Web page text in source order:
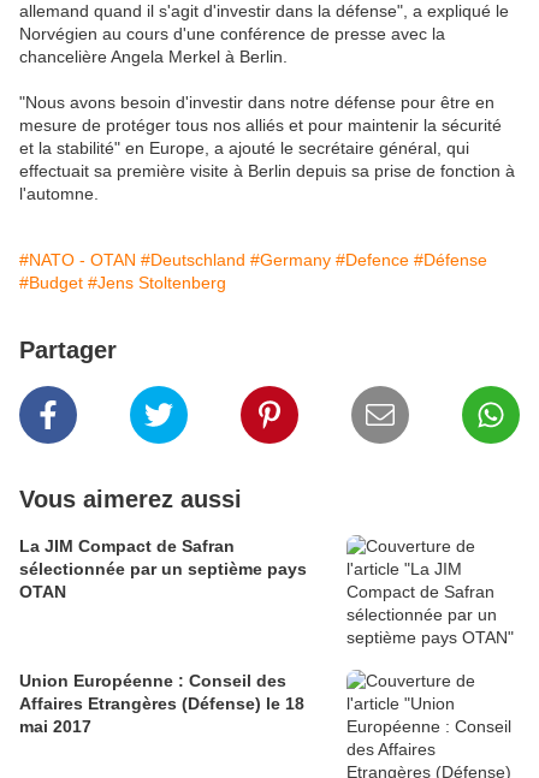
allemand quand il s'agit d'investir dans la défense", a expliqué le
Norvégien au cours d'une conférence de presse avec la
chancelière Angela Merkel à Berlin.
"Nous avons besoin d'investir dans notre défense pour être en
mesure de protéger tous nos alliés et pour maintenir la sécurité
et la stabilité" en Europe, a ajouté le secrétaire général, qui
effectuait sa première visite à Berlin depuis sa prise de fonction à
l'automne.
#NATO - OTAN #Deutschland #Germany #Defence #Défense
#Budget #Jens Stoltenberg
Partager
Vous aimerez aussi
La JIM Compact de Safran
sélectionnée par un septième pays
OTAN
Union Européenne : Conseil des
Affaires Etrangères (Défense) le 18
mai 2017